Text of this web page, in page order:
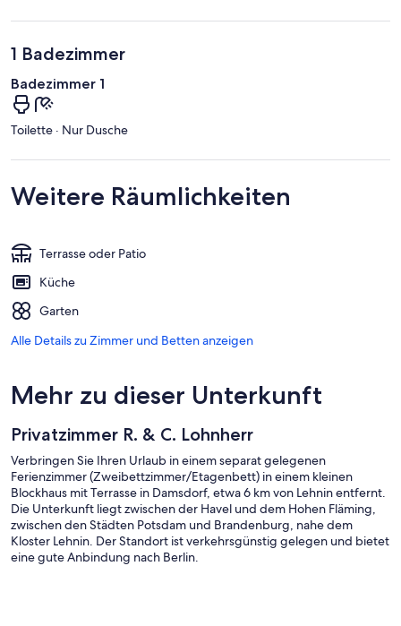
1 Badezimmer
Badezimmer 1
Toilette · Nur Dusche
Weitere Räumlichkeiten
Terrasse oder Patio
Küche
Garten
Alle Details zu Zimmer und Betten anzeigen
Mehr zu dieser Unterkunft
Privatzimmer R. & C. Lohnherr
Verbringen Sie Ihren Urlaub in einem separat gelegenen
Ferienzimmer (Zweibettzimmer/Etagenbett) in einem kleinen
Blockhaus mit Terrasse in Damsdorf, etwa 6 km von Lehnin entfernt.
Die Unterkunft liegt zwischen der Havel und dem Hohen Fläming,
zwischen den Städten Potsdam und Brandenburg, nahe dem
Kloster Lehnin. Der Standort ist verkehrsgünstig gelegen und bietet
eine gute Anbindung nach Berlin.